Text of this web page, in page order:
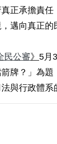
正承擔責任
邁向真正的
民公審》 5月
牌？」為
與行政體系